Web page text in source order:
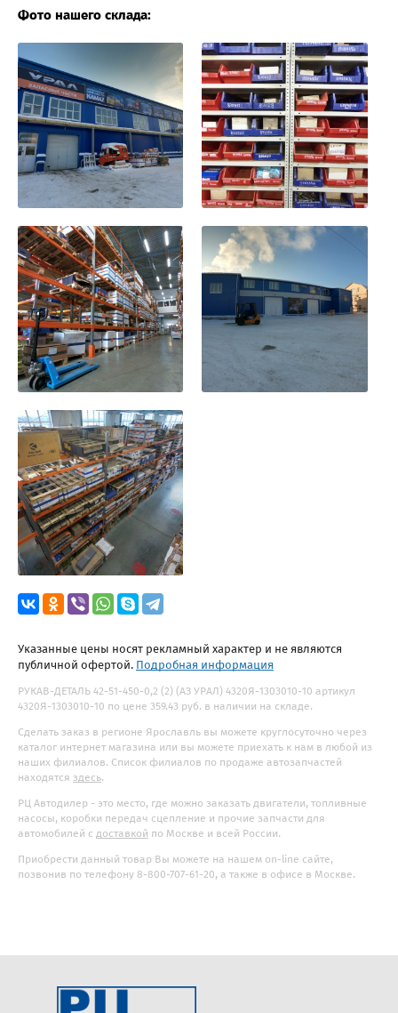
Фото нашего склада:
Указанные цены носят рекламный характер и не являются
публичной офертой. Подробная информация
РУКАВ-ДЕТАЛЬ 42-51-450-0,2 (2) (АЗ УРАЛ) 4320Я-1303010-10 артикул
4320Я-1303010-10 по цене 359.43 руб. в наличии на складе.
Сделать заказ в регионе Ярославль вы можете круглосуточно через
каталог интернет магазина или вы можете приехать к нам в любой из
наших филиалов. Список филиалов по продаже автозапчастей
находятся здесь.
РЦ Автодилер - это место, где можно заказать двигатели, топливные
насосы, коробки передач сцепление и прочие запчасти для
автомобилей с доставкой по Москве и всей России.
Приобрести данный товар Вы можете на нашем on-line сайте,
позвонив по телефону 8-800-707-61-20, а также в офисе в Москве.